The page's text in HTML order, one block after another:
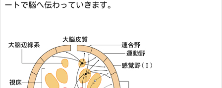
ートで脳へ伝わっていきます。